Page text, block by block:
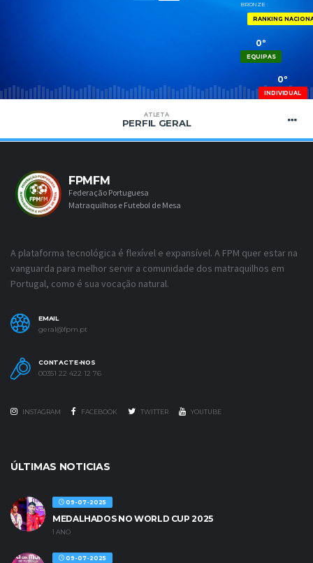
BRONZE
RANKING
0º
EQUIPAS
0º
INDIVIDUAL
ATLETA
PERFIL GERAL
FPMFM
Federação Portuguesa
Matraquilhos e Futebol de Mesa
A plataforma tecnológica é flexível e expansível. A FPM quer estar na
vanguarda para melhor servir a comunidade dos matraquilhos em
Portugal, como é sua vocação natural.
EMAIL
geral@fpm.pt
CONTACTE-NOS
00351 22 422 12 76
INSTAGRAM FACEBOOK TWITTER YOUTUBE
ÚLTIMAS NOTICIAS
09-07-2025
MEDALHADOS NO WORLD CUP 2025
1 ANO
09-07-2025